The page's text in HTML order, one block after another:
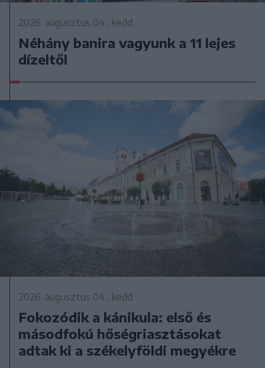
2026. augusztus 04., kedd
Néhány banira vagyunk a 11 lejes
dízeltől
2026. augusztus 04., kedd
Fokozódik a kánikula: első és
másodfokú hőségriasztásokat
adtak ki a székelyföldi megyékre